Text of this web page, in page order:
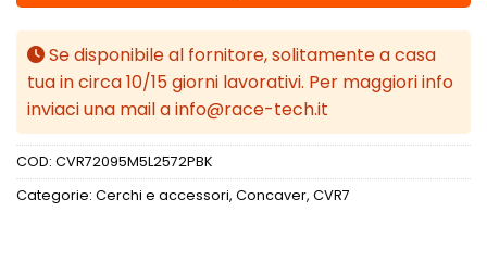
Se disponibile al fornitore, solitamente a casa
tua in circa 10/15 giorni lavorativi. Per maggiori info
inviaci una mail a info@race-tech.it
COD: CVR72095M5L2572PBK
Categorie: Cerchi e accessori, Concaver, CVR7